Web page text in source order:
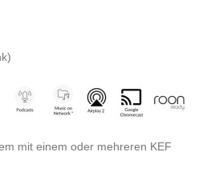
mit einem oder mehreren KEF